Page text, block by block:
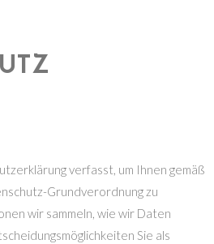
verfasst, um Ihnen gemäß
Grundverordnung zu
wir sammeln, wie wir Daten
Sie als